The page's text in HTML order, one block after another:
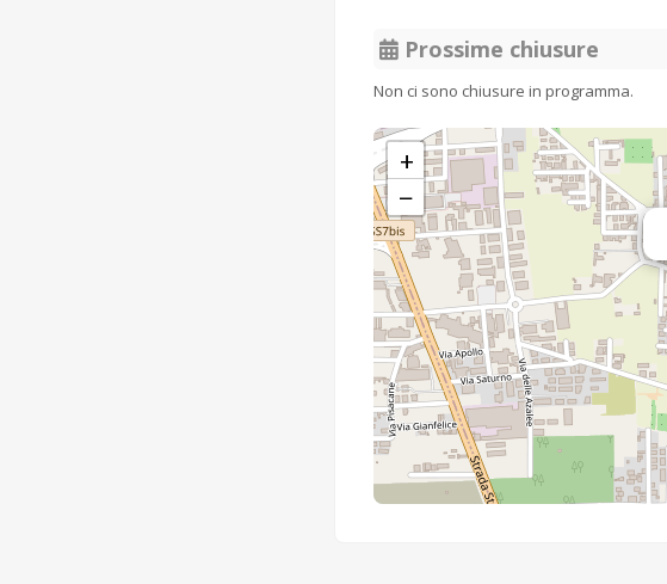
Prossime chiusure
Non ci sono chiusure in programma.
+
−